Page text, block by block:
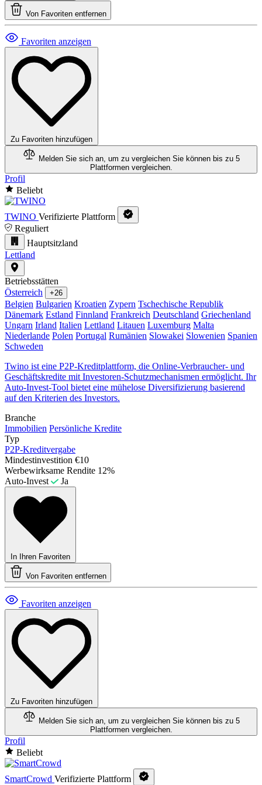
Von Favoriten entfernen
Favoriten anzeigen
Zu Favoriten hinzufügen
Melden Sie sich an, um zu vergleichen Sie können bis zu 5
Plattformen vergleichen.
Profil
Beliebt
TWINO Verifizierte Plattform
Reguliert
Hauptsitzland
Lettland
Betriebsstätten
Österreich
+26
Belgien Bulgarien Kroatien Zypern Tschechische Republik
Dänemark Estland Finnland Frankreich Deutschland Griechenland
Ungarn Irland Italien Lettland Litauen Luxemburg Malta
Niederlande Polen Portugal Rumänien Slowakei Slowenien Spanien
Schweden
Twino ist eine P2P-Kreditplattform, die Online-Verbraucher- und
Geschäftskredite mit Investoren-Schutzmechanismen ermöglicht. Ihr
Auto-Invest-Tool bietet eine mühelose Diversifizierung basierend
auf den Kriterien des Investors.
Branche
Immobilien Persönliche Kredite
Typ
P2P-Kreditvergabe
Mindestinvestition €10
Werbewirksame Rendite 12%
Auto-Invest
Ja
In Ihren Favoriten
Von Favoriten entfernen
Favoriten anzeigen
Zu Favoriten hinzufügen
Melden Sie sich an, um zu vergleichen Sie können bis zu 5
Plattformen vergleichen.
Profil
Beliebt
SmartCrowd Verifizierte Plattform